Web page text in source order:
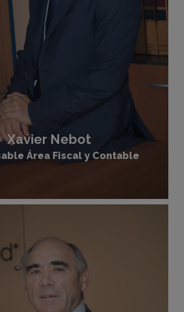
Xavier Nebot
Área Fiscal y Contable